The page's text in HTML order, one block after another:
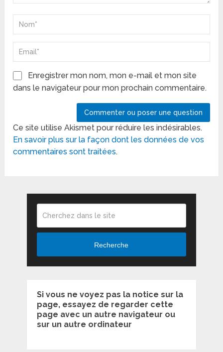
Enregistrer mon nom, mon e-mail et mon site
dans le navigateur pour mon prochain commentaire.
Ce site utilise Akismet pour réduire les indésirables.
En savoir plus sur la façon dont les données de vos
commentaires sont traitées.
Recherche
Si vous ne voyez pas la notice sur la
page, essayez de regarder cette
page avec un autre navigateur ou
sur un autre ordinateur